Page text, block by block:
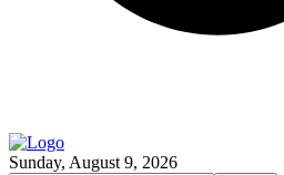
Sunday, August 9, 2026